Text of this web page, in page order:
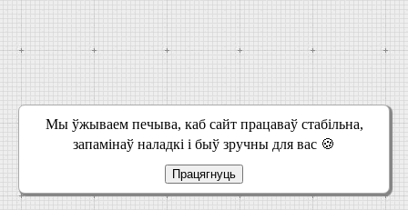
Мы ўжываем печыва, каб сайт працаваў стабільна,
запамінаў наладкі і быў зручны для вас 🍪
Працягнуць